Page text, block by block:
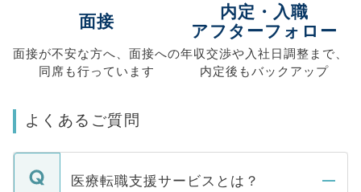
面接
面接が不安な方へ、 面接への
同席も行っています
内定・入職
アフターフォロー
年収交渉や入社日調整まで、
内定後もバックアップ
よくあるご質問
医療転職支援サービスとは？